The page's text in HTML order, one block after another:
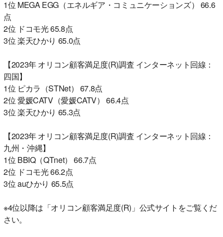
1位 MEGA EGG（エネルギア・コミュニケーションズ） 66.6
点
2位 ドコモ光 65.8点
3位 楽天ひかり 65.0点
【2023年 オリコン顧客満足度(R)調査 インターネット回線：
四国】
1位 ピカラ（STNet） 67.8点
2位 愛媛CATV（愛媛CATV） 66.4点
3位 楽天ひかり 65.3点
【2023年 オリコン顧客満足度(R)調査 インターネット回線：
九州・沖縄】
1位 BBIQ（QTnet） 66.7点
2位 ドコモ光 66.2点
3位 auひかり 65.5点
※4位以降は「オリコン顧客満足度(R)」公式サイトをご覧くだ
さい。